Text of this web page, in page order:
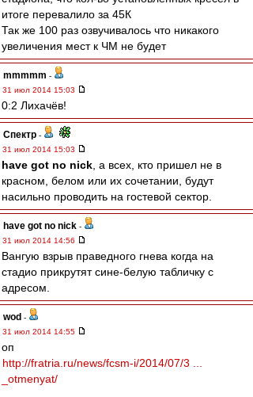
итоге перевалило за 45К
Так же 100 раз озвучивалось что никакого
увеличения мест к ЧМ не будет
mmmmm -
31 июл 2014 15:03
0:2 Лихачёв!
Спектр -
31 июл 2014 15:03
have got no nick , а всех, кто пришел не в
красном, белом или их сочетании, будут
насильно проводить на гостевой сектор.
have got no nick -
31 июл 2014 14:56
Вангую взрыв праведного гнева когда на
стадио прикрутят сине-белую табличку с
адресом.
wod -
31 июл 2014 14:55
оп
http://fratria.ru/news/fcsm-i/2014/07/3 ...
_otmenyat/